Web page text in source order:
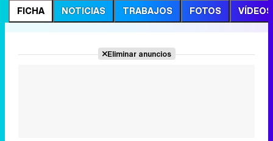
FICHA NOTICIAS TRABAJOS FOTOS VÍDEOS
Eliminar anuncios